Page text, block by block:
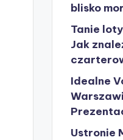
blisko
Tanie
Jak
Idealne
Ustronie